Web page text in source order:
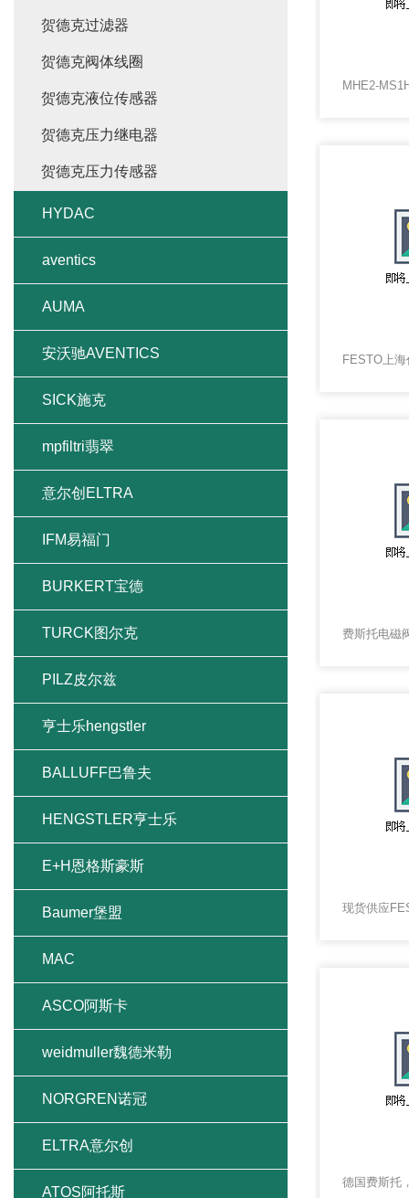
FESTO上
贺德克过滤器
贺德克阀体线圈
贺德克液位传感器
贺德克压力继电器
贺德克压力传感器
HYDAC
aventics
AUMA
安沃驰AVENTICS
SICK施克
mpfiltri翡翠
意尔创ELTRA
IFM易福门
BURKERT宝德
TURCK图尔克
PILZ皮尔兹
亨士乐hengstler
BALLUFF巴鲁夫
HENGSTLER亨士乐
E+H恩格斯豪斯
Baumer堡盟
MAC
ASCO阿斯卡
weidmuller魏德米勒
NORGREN诺冠
ELTRA意尔创
ATOS阿托斯